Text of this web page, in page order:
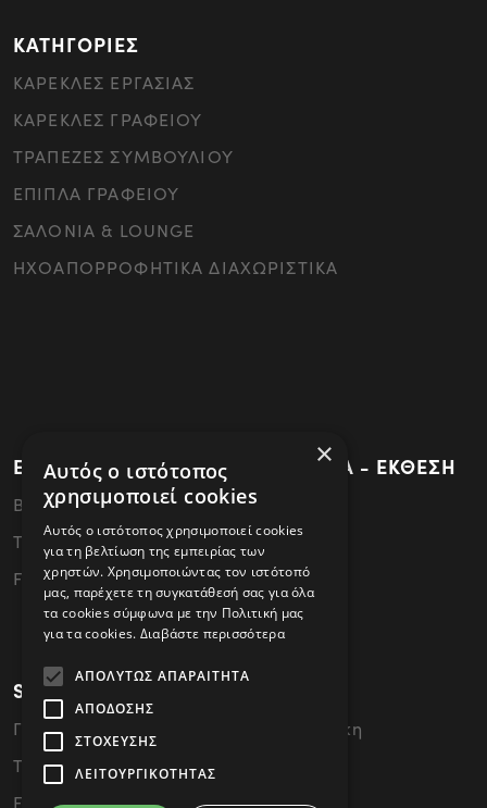
ΚΑΤΗΓΟΡΙΕΣ
ΚΑΡΕΚΛΕΣ ΕΡΓΑΣΙΑΣ
ΚΑΡΕΚΛΕΣ ΓΡΑΦΕΙΟΥ
ΤΡΑΠΕΖΕΣ ΣΥΜΒΟΥΛΙΟΥ
ΕΠΙΠΛΑ ΓΡΑΦΕΙΟΥ
ΣΑΛΟΝΙΑ & LOUNGE
ΗΧΟΑΠΟΡΡΟΦΗΤΙΚΑ ΔΙΑΧΩΡΙΣΤΙΚΑ
ΕΡΓΟΣΤΑΣΙΟ - ΚΕΝΤΡΙΚΑ ΓΡΑΦΕΙΑ - ΕΚΘΕΣΗ
ΒΙ.ΠΕ.Θεσσαλονίκης - 57022 Σίνδος
Tel: 2310796340
FAX: 2310796341
SHOWROOM
Γ. Παπανδρέου 49, 54646 Θεσσαλονίκη
Tel: 2310476858
FAX: 2310476859
×
Αυτός ο ιστότοπος
χρησιμοποιεί cookies
Αυτός ο ιστότοπος χρησιμοποιεί cookies
για τη βελτίωση της εμπειρίας των
χρηστών. Χρησιμοποιώντας τον ιστότοπό
μας, παρέχετε τη συγκατάθεσή σας για όλα
τα cookies σύμφωνα με την Πολιτική μας
για τα cookies. Διαβάστε περισσότερα
ΑΠΟΛΎΤΩΣ ΑΠΑΡΑΊΤΗΤΑ
ΑΠΌΔΟΣΗΣ
ΣΤΌΧΕΥΣΗΣ
ΛΕΙΤΟΥΡΓΙΚΌΤΗΤΑΣ